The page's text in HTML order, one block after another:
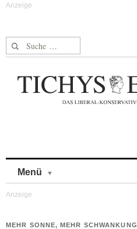
Suche nach:
Menü
MEHR SONNE, MEHR SCHWANKUNG